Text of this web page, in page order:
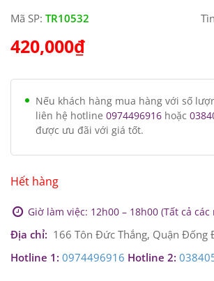
Mã SP: TR10532
420,000₫
Nếu khách hàng mua hàng với số
liên hệ hotline 0974496916 hoặc
được ưu đãi với giá tốt.
Hết hàng
Giờ làm việc: 12h00 – 18h00 (Tất cả các
Địa chỉ: 166 Tôn Đức Thắng, Quận Đống
Hotline 1: 0974496916 Hotline 2: